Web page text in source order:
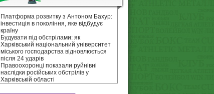
Платформа розвитку з Антоном Бахур:
інвестиція в покоління, яке відбудує
країну
Будувати під обстрілами: як
Харківський національний університет
міського господарства відновлюється
після 24 ударів
Правоохоронці показали руйнівні
наслідки російських обстрілів у
Харківській області